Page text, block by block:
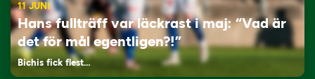
11 JUNI
Hans fullträff var läckrast i maj: “Vad är
det för mål egentligen?!”
Bichis fick flest…